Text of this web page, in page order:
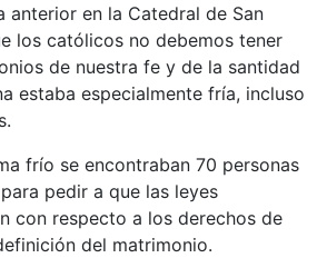
anterior en la Catedral de San
los católicos no debemos tener
de nuestra fe y de la santidad
estaba especialmente fría, incluso
frío se encontraban 70 personas
pedir a que las leyes
con respecto a los derechos de
del matrimonio.